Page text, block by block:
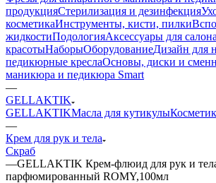
продукцияСтерилизация и дезинфекция
косметикаИнструменты, кисти, пилки
жидкостиПодологияАксессуары для салона
красотыНаборыОборудованиеДизайн для
педикюрные креслаОсновы, диски и
маникюра и педикюра Smart
—
GELLAKTIK
GELLAKTIKМасла для кутикулы
—
Крем для рук и тела
Скраб
—GELLAKTIK Крем-флюид для рук и
парфюмированный ROMY,100мл